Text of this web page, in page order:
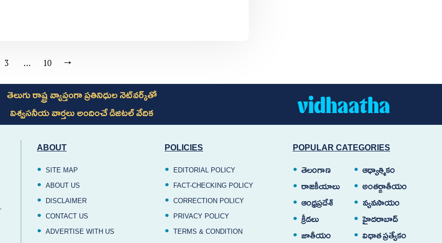
3 … 10 →
తెలుగు రాష్ట్ర వ్యాప్తంగా ప్రతినిధుల నెట్‌వర్క్‌తో
విశ్వసనీయ వార్తలు అందించే డిజిటల్ వేదిక
ABOUT
SITE MAP
ABOUT US
DISCLAIMER
CONTACT US
ADVERTISE WITH US
POLICIES
EDITORIAL POLICY
FACT-CHECKING POLICY
CORRECTION POLICY
PRIVACY POLICY
TERMS & CONDITION
POPULAR CATEGORIES
తెలంగాణ
ఆధ్యాత్మికం
రాజకీయాలు
అంతర్జాతీయం
ఆంధ్రప్రదేశ్
వ్యవసాయం
క్రీడలు
హైదరాబాద్
జాతీయం
విధాత ప్రత్యేకం